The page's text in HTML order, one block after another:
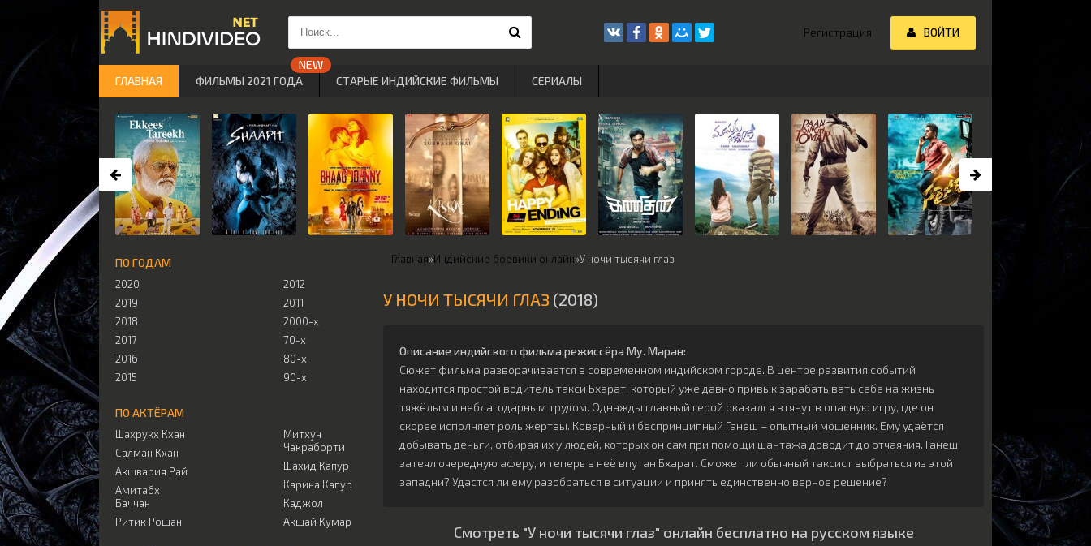
Главная»Индийские боевики онлайн»У ночи тысячи глаз
У НОЧИ ТЫСЯЧИ ГЛАЗ (2018)
Описание индийского фильма режиссёра Му. Маран:
Сюжет фильма разворачивается в современном индийском городе. В центре развития событий
находится простой водитель такси Бхарат, который уже давно привык зарабатывать себе на жизнь
тяжёлым и неблагодарным трудом. Однажды главный герой оказался втянут в опасную игру, где он
скорее исполняет роль жертвы. Коварный и беспринципный Ганеш – опытный мошенник. Ему удаётся
добывать деньги, отбирая их у людей, которых он сам при помощи шантажа доводит до отчаяния. Ганеш
затеял очередную аферу, и теперь в неё впутан Бхарат. Сможет ли обычный таксист выбраться из этой
западни? Удастся ли ему разобраться в ситуации и принять единственно верное решение?
Смотреть "У ночи тысячи глаз" онлайн бесплатно на русском языке
ПО ГОДАМ
2020
2019
2018
2017
2016
2015
2012
2011
2000-х
70-х
80-х
90-х
ПО АКТЁРАМ
Шахрукх Кхан
Салман Кхан
Акшвария Рай
Амитабх
Баччан
Ритик Рошан
Митхун
Чакраборти
Шахид Капур
Карина Капур
Каджол
Акшай Кумар
Регистрация ВОЙТИ
ГЛАВНАЯ ФИЛЬМЫ 2021 ГОДА СТАРЫЕ ИНДИЙСКИЕ ФИЛЬМЫ СЕРИАЛЫ